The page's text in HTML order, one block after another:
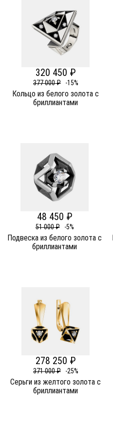
320 450 ₽
377 000 ₽ -15%
Кольцо из белого золота c
бриллиантами
48 450 ₽
51 000 ₽ -5%
Подвеска из белого золота c
бриллиантами
278 250 ₽
371 000 ₽ -25%
Серьги из желтого золота c
бриллиантами